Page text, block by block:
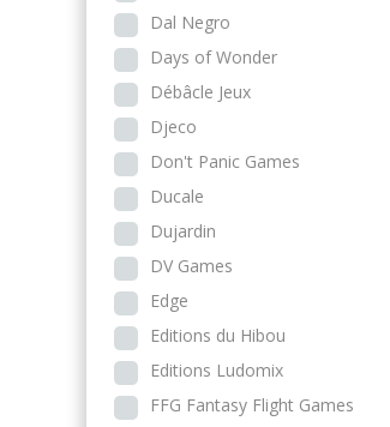
Dal Negro
Days of Wonder
Débâcle Jeux
Djeco
Don't Panic Games
Ducale
Dujardin
DV Games
Edge
Editions du Hibou
Editions Ludomix
FFG Fantasy Flight Games